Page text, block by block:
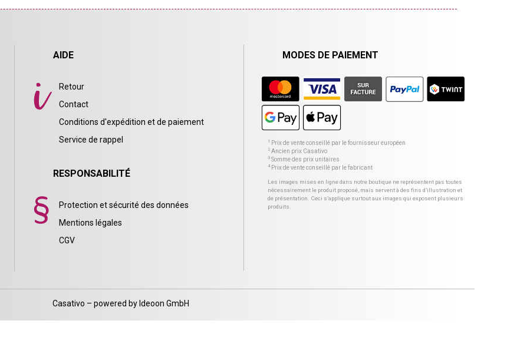
AIDE
Retour
Contact
Conditions d'expédition et de paiement
Service de rappel
RESPONSABILITÉ
Protection et sécurité des données
Mentions légales
CGV
MODES DE PAIEMENT
1 Prix de vente conseillé par le fournisseur européen
2 Ancien prix Casativo
3 Somme des prix unitaires
4Prix de vente conseillé par le fabricant
Les images mises en ligne dans notre boutique ne représentent pas toutes
nécessairement le produit proposé, mais servent à des fins d’illustration et
de présentation. Ceci s’applique surtout aux images qui exposent plusieurs
produits.
Casativo – powered by Ideoon GmbH